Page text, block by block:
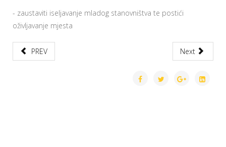
- zaustaviti iseljavanje mladog stanovništva te postići
oživljavanje mjesta
PREV Next